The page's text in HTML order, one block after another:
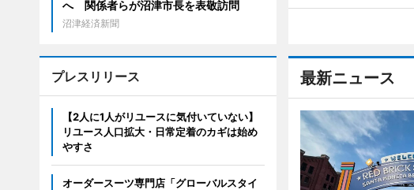
最新ニュース
へ 関係者らが沼津市長を表敬訪問
沼津経済新聞
プレスリリース
【2人に1人がリユースに気付いていない】
リユース人口拡大・日常定着のカギは始め
やすさ
オーダースーツ専門店「グローバルスタイ